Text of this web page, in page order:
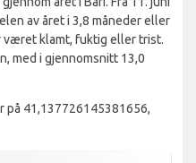
av året i 3,8 måneder eller
været klamt, fuktig eller trist.
med i gjennomsnitt 13,0
på 41,137726145381656,